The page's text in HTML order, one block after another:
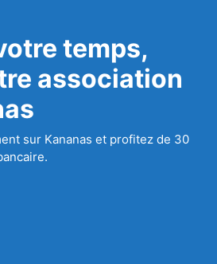
temps,
association
sur Kananas et profitez de 30